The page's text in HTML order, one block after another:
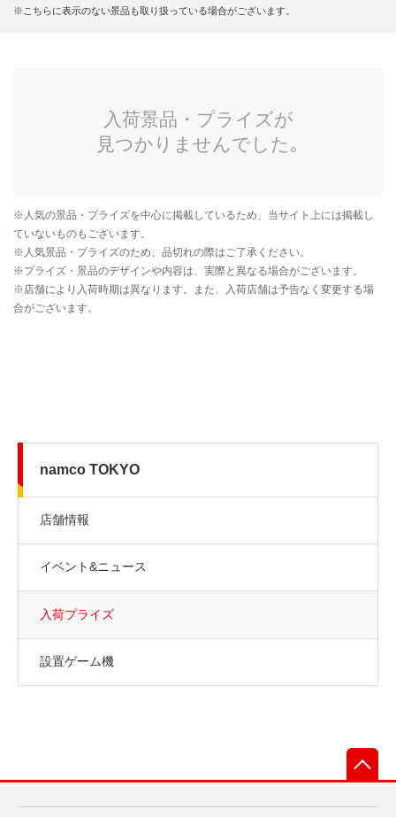
※こちらに表示のない景品も取り扱っている場合がございます。
namco TOKYO
店舗情報
イベント&ニュース
入荷プライズ
設置ゲーム機